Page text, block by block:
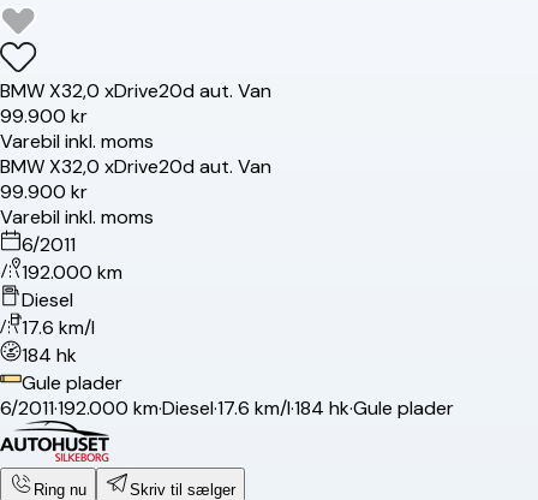
BMWX32,0 xDrive20d aut. Van
99.900 kr
Varebil inkl. moms
BMWX32,0 xDrive20d aut. Van
99.900 kr
Varebil inkl. moms
6/2011
192.000 km
Diesel
17.6 km/l
184 hk
Gule plader
6/2011·192.000 km·Diesel·17.6 km/l·184 hk·Gule plader
Ring nu Skriv til sælger